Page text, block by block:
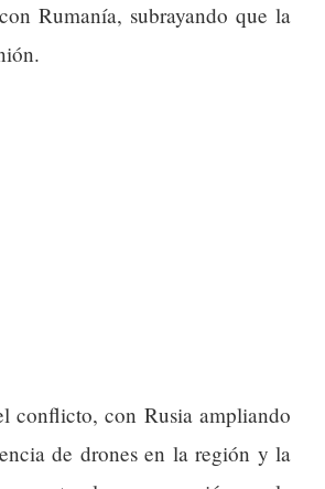
Rumanía, subrayando que la
conflicto, con Rusia ampliando
de drones en la región y la